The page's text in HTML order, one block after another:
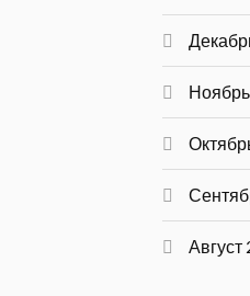
Август